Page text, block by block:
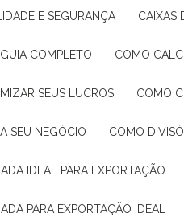
E SEGURANÇA
COMPLETO COMO
SEUS LUCROS COMO
SEU NEGÓCIO COMO
IDEAL PARA EXPORTAÇÃO
PARA EXPORTAÇÃO IDEAL